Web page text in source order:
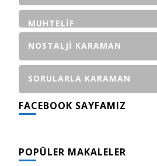
MUHTELIF
NOSTALJI KARAMAN
SORULARLA KARAMAN
FACEBOOK SAYFAMIZ
POPÜLER MAKALELER